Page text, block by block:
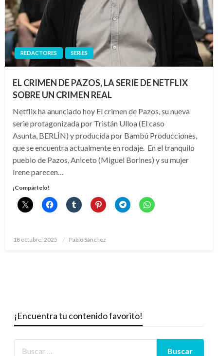
REDACTORES SERIES
EL CRIMEN DE PAZOS, LA SERIE DE NETFLIX
SOBRE UN CRIMEN REAL
Netflix ha anunciado hoy El crimen de Pazos, su nueva
serie protagonizada por Tristán Ulloa (El caso
Asunta, BERLÍN) y producida por Bambú Producciones,
que se encuentra actualmente en rodaje. En el tranquilo
pueblo de Pazos, Aniceto (Miguel Borines) y su mujer
Irene parecen…
¡Compártelo!
Publicado
18 octubre, 2025 Pablo Sánchez
¡Encuentra tu contenido favorito!